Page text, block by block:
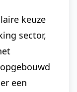
keuze
sector,
een